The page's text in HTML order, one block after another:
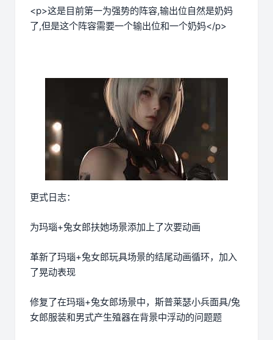
<p>这是目前第一为强势的阵容,输出位自然是奶妈
了,但是这个阵容需要一个输出位和一个奶妈</p>
更式日志：
为玛瑙+兔女郎扶她场景添加上了次要动画
革新了玛瑙+兔女郎玩具场景的结尾动画循环，加入
了晃动表现
修复了在玛瑙+兔女郎场景中，斯普莱瑟小兵面具/兔
女郎服装和男式产生殖器在背景中浮动的问题题